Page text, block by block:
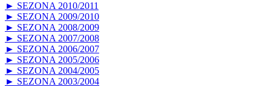
► SEZONA 2010/2011
► SEZONA 2009/2010
► SEZONA 2008/2009
► SEZONA 2007/2008
► SEZONA 2006/2007
► SEZONA 2005/2006
► SEZONA 2004/2005
► SEZONA 2003/2004